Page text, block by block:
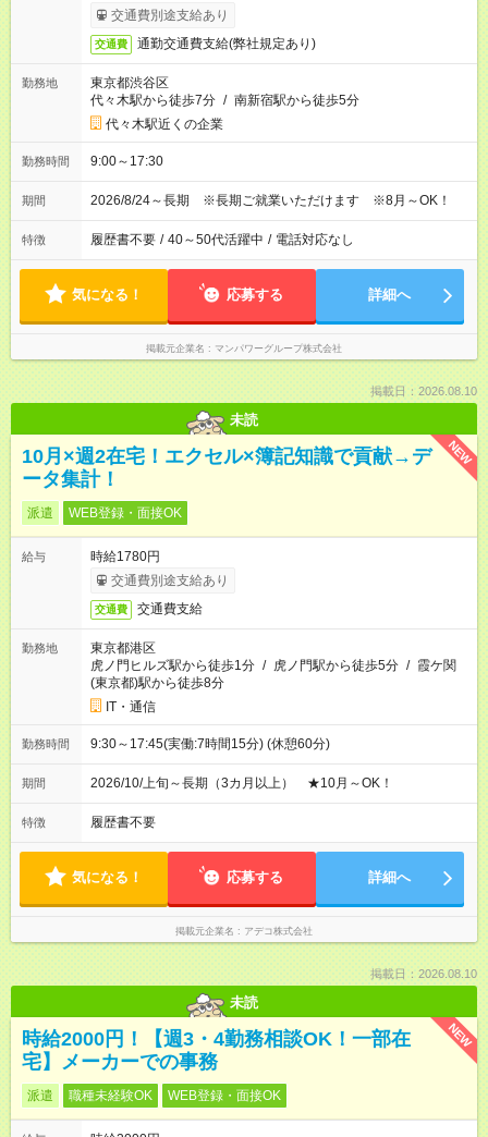
交通費別途支給あり
交通費 通勤交通費支給(弊社規定あり)
勤務地
東京都渋谷区
代々木駅から徒歩7分 / 南新宿駅から徒歩5分
代々木駅近くの企業
勤務時間 9:00～17:30
期間 2026/8/24～長期 ※長期ご就業いただけます ※8月～OK！
特徴 履歴書不要 / 40～50代活躍中 / 電話対応なし
気になる！ 応募する 詳細へ
掲載元企業名 マンパワーグループ株式会社
掲載日：2026.08.10
未読
NEW
10月×週2在宅！エクセル×簿記知識で貢献→デ
ータ集計！
派遣 WEB登録・面接OK
給与
時給1780円
交通費別途支給あり
交通費 交通費支給
勤務地
東京都港区
虎ノ門ヒルズ駅から徒歩1分 / 虎ノ門駅から徒歩5分 / 霞ケ関
(東京都)駅から徒歩8分
IT・通信
勤務時間 9:30～17:45(実働:7時間15分) (休憩60分)
期間 2026/10/上旬～長期（3カ月以上） ★10月～OK！
特徴 履歴書不要
気になる！ 応募する 詳細へ
掲載元企業名 アデコ株式会社
掲載日：2026.08.10
未読
NEW
時給2000円！【週3・4勤務相談OK！一部在
宅】メーカーでの事務
派遣 職種未経験OK WEB登録・面接OK